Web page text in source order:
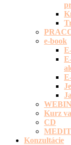
e-book
Kurz
CD
Konzultácie